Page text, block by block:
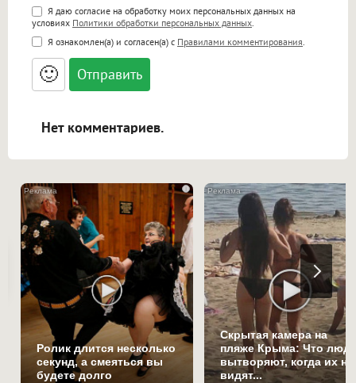
Поддержка HTML
<b>, <strong>, <u>, <i>, <em>, <s>, <big>,
<small>, <sup>, <sub>, <pre>, <ul>, <ol>, <li>,
<blockquote>, <code> экранирует HTML,
адреса URL автоматически становятся
ссылками, и [img]адрес[/img] будет
Я даю согласие на обработку моих персональных данных на
условиях Политики обработки персональных данных
Я ознакомлен(а) и согласен(а) с Правилами комментирования
🙂
Нет комментариев.
i
Ролик длится несколько
секунд, а смеяться вы
будете долго
Скрытая камера на
пляже Крыма: Что
вытворяют, когда их не
видят...